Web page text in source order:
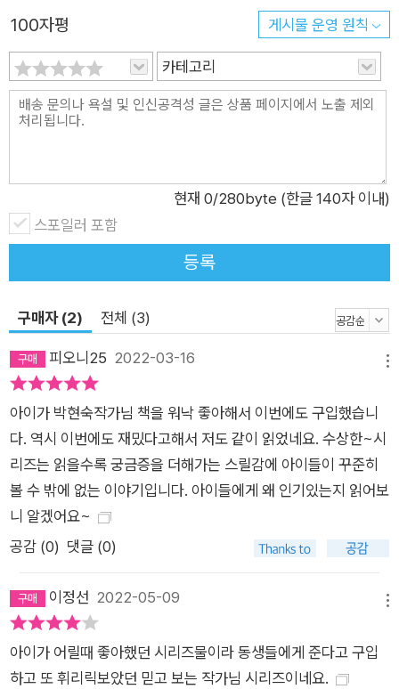
100자평 게시물 운영 원칙
카테고리
현재 0/280byte (한글 140자 이내)
스포일러 포함
등록
구매자 (2) 전체 (3)
피오니25 2022-03-16
아이가 박현숙작가님 책을 워낙 좋아해서 이번에도 구입했습니
다. 역시 이번에도 재밌다고해서 저도 같이 읽었네요. 수상한~시
리즈는 읽을수록 궁금증을 더해가는 스릴감에 아이들이 꾸준히
볼 수 밖에 없는 이야기입니다. 아이들에게 왜 인기있는지 읽어보
니 알겠어요~
공감 (0) 댓글 (0)
이정선 2022-05-09
아이가 어릴때 좋아했던 시리즈물이라 동생들에게 준다고 구입
하고 또 휘리릭보았던 믿고 보는 작가님 시리즈이네요.